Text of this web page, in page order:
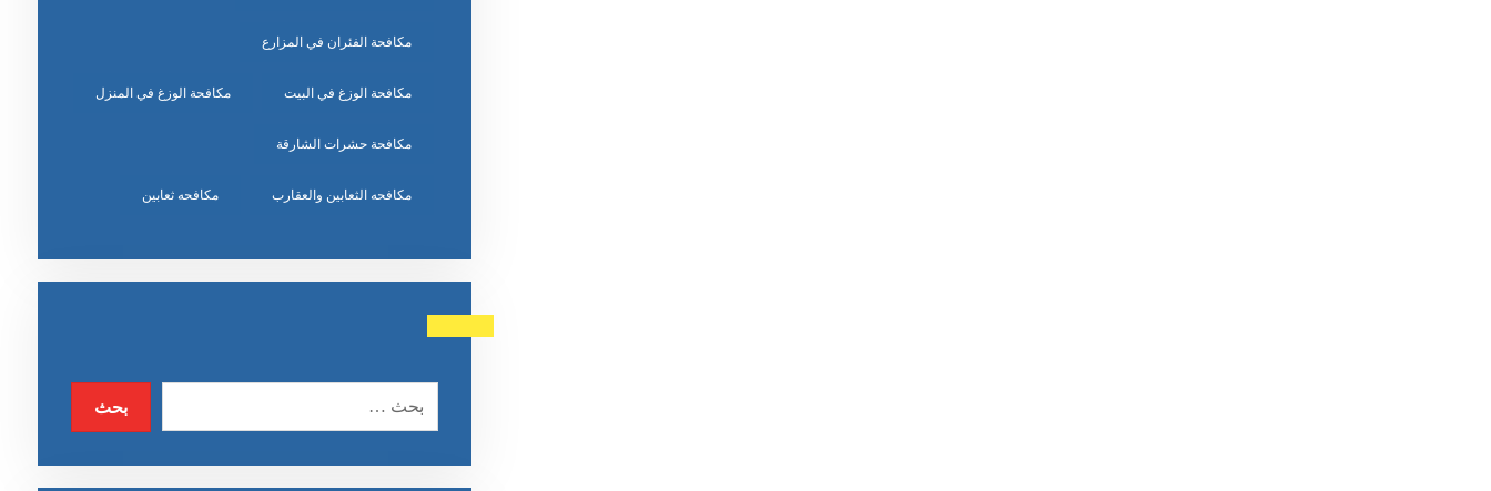
مكافحة الفئران في المزارع
مكافحة الوزغ في البيت مكافحة الوزغ في المنزل
مكافحة حشرات الشارقة
مكافحه الثعابين والعقارب مكافحه ثعابين